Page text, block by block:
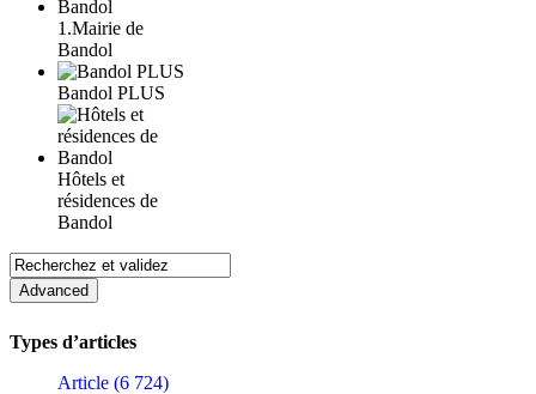
1.Mairie de
Bandol
Bandol PLUS
Hôtels et
résidences de
Bandol
Types d’articles
Article (6 724)